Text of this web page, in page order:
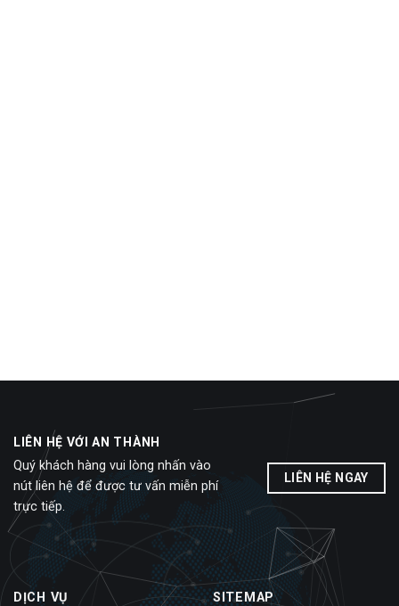
LIÊN HỆ VỚI AN THÀNH
Quý khách hàng vui lòng nhấn vào
nút liên hệ để được tư vấn miễn phí
trực tiếp.
LIÊN HỆ NGAY
DỊCH VỤ SITEMAP